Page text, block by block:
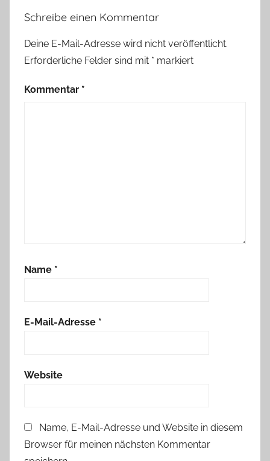
Schreibe einen Kommentar
Deine E-Mail-Adresse wird nicht veröffentlicht.
Erforderliche Felder sind mit * markiert
Kommentar *
Name *
E-Mail-Adresse *
Website
Name, E-Mail-Adresse und Website in diesem
Browser für meinen nächsten Kommentar